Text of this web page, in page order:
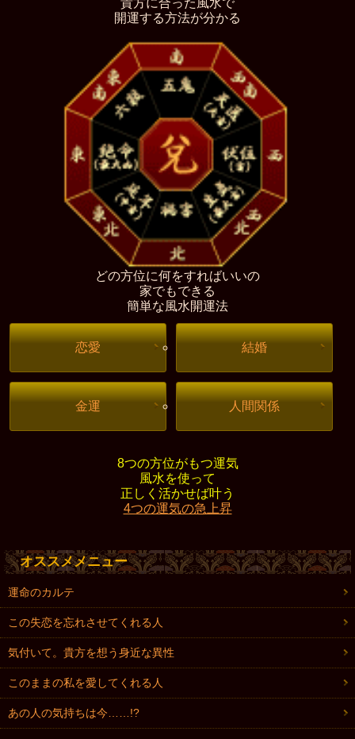
貴方に合った風水で
開運する方法が分かる
どの方位に何をすればいいの
家でもできる
簡単な風水開運法
恋愛 結婚
金運 人間関係
8つの方位がもつ運気
風水を使って
正しく活かせば叶う
4つの運気の急上昇
オススメメニュー
運命のカルテ
この失恋を忘れさせてくれる人
気付いて。貴方を想う身近な異性
このままの私を愛してくれる人
あの人の気持ちは今……!?